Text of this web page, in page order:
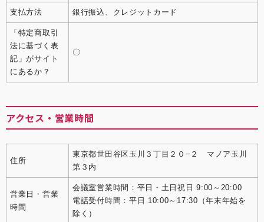
支払方法 銀行振込、クレジットカード
「特定商取引
法に基づく表
記」がサイト
にあるか？
〇
アクセス・営業時間
住所
東京都世田谷区玉川３丁目２０−２ マノア玉川
第３内
営業日・営業
時間
会議室営業時間：平日・土日祝日 9:00～20:00
電話受付時間：平日 10:00～17:30（年末年始を
除く）